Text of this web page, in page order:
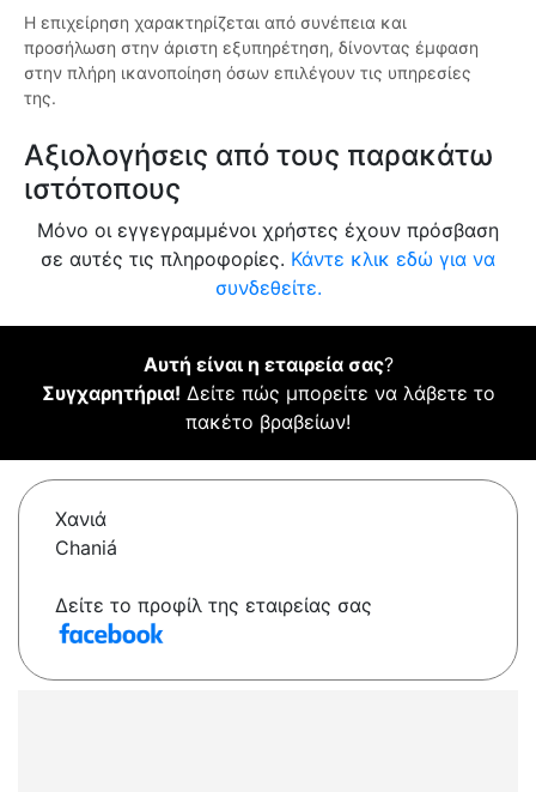
Η επιχείρηση χαρακτηρίζεται από συνέπεια και
προσήλωση στην άριστη εξυπηρέτηση, δίνοντας έμφαση
στην πλήρη ικανοποίηση όσων επιλέγουν τις υπηρεσίες
της.
Αξιολογήσεις από τους παρακάτω
ιστότοπους
Μόνο οι εγγεγραμμένοι χρήστες έχουν πρόσβαση
σε αυτές τις πληροφορίες. Κάντε κλικ εδώ για να
συνδεθείτε.
Αυτή είναι η εταιρεία σας?
Συγχαρητήρια! Δείτε πώς μπορείτε να λάβετε το
πακέτο βραβείων!
Χανιά
Chaniá
Δείτε το προφίλ της εταιρείας σας